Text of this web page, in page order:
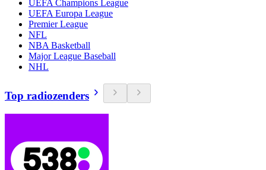
UEFA Champions League
UEFA Europa League
Premier League
NFL
NBA Basketball
Major League Baseball
NHL
Top radiozenders